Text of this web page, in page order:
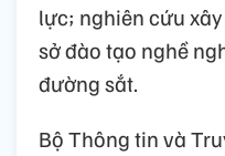
lực; nghiên cứu
sở đào tạo nghề
đường sắt.
Bộ Thông tin và